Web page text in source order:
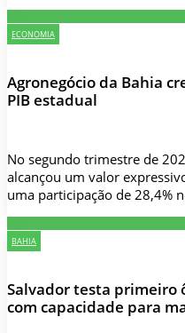
ECONOMIA
Agronegócio da Bahia
PIB estadual
No segundo trimestre de
alcançou um valor
uma participação de 28,4%
BAHIA
Salvador testa
com capacidade para